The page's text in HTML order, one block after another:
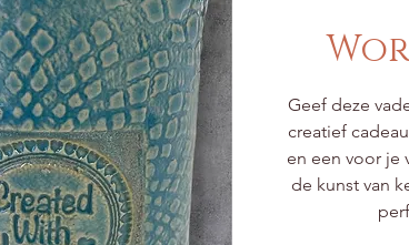
Geef deze
creatief
en een voor je
de kunst van